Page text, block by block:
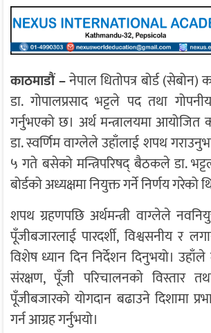
काठमाडौं –नेपाल धितोपत्र बोर्ड (सेबोन)
डा. गोपालप्रसाद भट्टले पद तथा
गर्नुभएको छ। अर्थ मन्त्रालयमा आयोजित
डा. स्वर्णिम वाग्लेले उहाँलाई शपथ
५ गते बसेको मन्त्रिपरिषद् बैठकले डा.
बोर्डको अध्यक्षमा नियुक्त गर्ने निर्णय गरेको
शपथ ग्रहणपछि अर्थमन्त्री वाग्लेले
पूँजीबजारलाई पारदर्शी, विश्वसनीय र
विशेष ध्यान दिन निर्देशन दिनुभयो। उहाँले
संरक्षण, पूँजी परिचालनको विस्तार
पूँजीबजारको योगदान बढाउने दिशामा
गर्न आग्रह गर्नुभयो।